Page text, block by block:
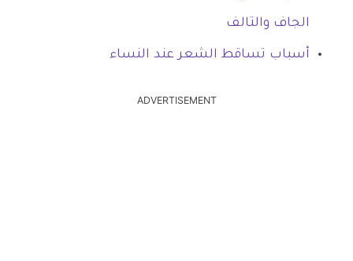
الجاف والتالف
أسباب تساقط الشعر عند النساء
ADVERTISEMENT